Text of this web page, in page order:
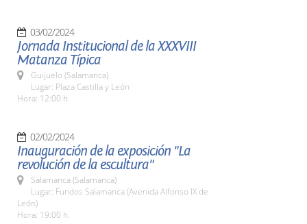
03/02/2024
Jornada Institucional de la XXXVIII
Matanza Típica
Guijuelo (Salamanca)
Lugar: Plaza Castilla y León
Hora: 12:00 h.
02/02/2024
Inauguración de la exposición "La
revolución de la escultura"
Salamanca (Salamanca)
Lugar: Fundos Salamanca (Avenida Alfonso IX de
León)
Hora: 19:00 h.